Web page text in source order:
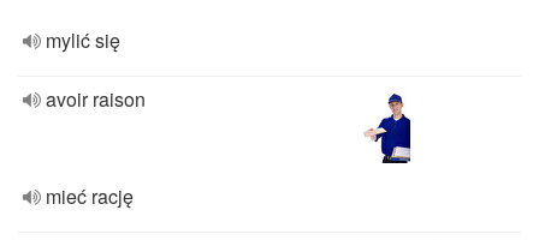
mylić się
avoir raison
mieć rację